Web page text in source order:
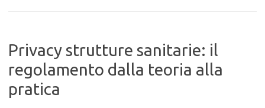
Privacy strutture sanitarie: il
regolamento dalla teoria alla
pratica